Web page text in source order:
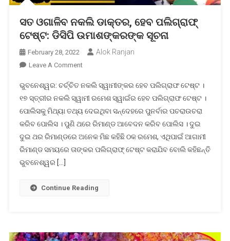
ସତ ଓଗାଳିବ ନକଲି ଡାକ୍ତର, ହେବ ପଲିଗ୍ରାଫ୍
ଟେଷ୍ଟ: ଡିସିପି ଉମାଶଙ୍କରଙ୍କ ସୂଚନା
February 28, 2022 Alok Ranjan
Leave A CommentOn
ଓଗାଳିବ
ନକଲି
ଡାକ୍ତର,
ହେବ
ପଲିଗ୍ରାଫ୍
ଟେଷ୍ଟ:
ଭୁବନେଶ୍ୱର: ଚର୍ଚ୍ଚିତ ନକଲି ସ୍ୱାମୀଙ୍କର ହେବ ପଲିଗ୍ରାଫ ଟେଷ୍ଟ ।
୧୭ ସ୍ତ୍ରୀର ନକଲି ସ୍ୱାମୀ ରମେଶ ସ୍ୱାଇଁର ହେବ ପଲିଗ୍ରାଫ ଟେଷ୍ଟ ।
ପୋଲିସକୁ ମିଥ୍ୟା ତଥ୍ୟ ଦେଇଥିବା ସନ୍ଦେହରେ ପୁନର୍ବାର ପଚରାଉଚରା
କରିବ ପୋଲିସ । ପୁଣି ଥରେ ରିମାଣ୍ଡ ଆବେଦନ କରିବ ପୋଲିସ । ଦୁଇ
ଦୁଇ ଥର ରିମାଣ୍ଡରେ ଅନେକ ମିଛ କହିଛି ଠକ ରମେଶ, ଏଥିପାଇଁ ଆଗାମୀ
ରିମାଣ୍ଡ ସମୟରେ ତାଙ୍କର ପଲିଗ୍ରାଫ୍ ଟେଷ୍ଟ କରାଯିବ ବୋଲି କହିଛନ୍ତି
ଭୁବନେଶ୍ୱର […]
Continue Reading